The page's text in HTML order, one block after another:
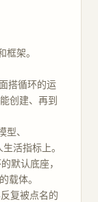
框架。
搭循环的运
创建、再到
型、
活指标上。
默认底座，
载体。
复被点名的